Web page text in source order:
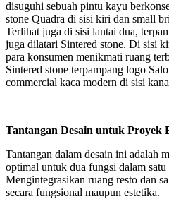
disuguhi sebuah pintu kayu
stone Quadra di sisi kiri dan small
Terlihat juga di sisi lantai dua,
juga dilatari Sintered stone. Di sisi
para konsumen menikmati ruang
Sintered stone terpampang logo
commercial kaca modern di sisi
Tantangan Desain untuk Proyek
Tantangan dalam desain ini adalah
optimal untuk dua fungsi dalam satu
Mengintegrasikan ruang resto dan
secara fungsional maupun estetika.